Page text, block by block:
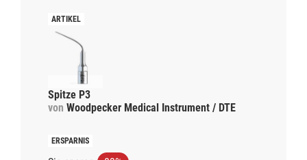
Spitze P3
von Woodpecker Medical Instrument / DTE